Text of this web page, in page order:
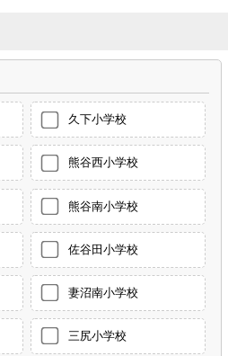
久下小学校
熊谷西小学校
熊谷南小学校
佐谷田小学校
妻沼南小学校
三尻小学校